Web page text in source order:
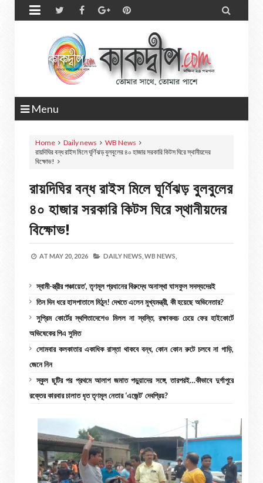
 
Menu
Home Daily news
WB News
রায়দিঘির বন্ধ রাইস মিলে ঘূর্ণিঝড় বুলবুলের ৪০ হাজার সরকারি কিটস ঘিরে স্থানীয়দের
বিক্ষোভ!
রায়দিঘির বন্ধ রাইস মিলে ঘূর্ণিঝড় বুলবুলের
৪০ হাজার সরকারি কিটস ঘিরে স্থানীয়দের
বিক্ষোভ!
AT MAY 20, 2026 DAILY NEWS, WB NEWS,
স্বামী-স্ত্রীর পঞ্চায়েত’, তৃণমূল প্রধানের বিরুদ্ধে অনাস্থা ঘাসফুল সদস্যদেরই
তিন দিন ধরে হাসপাতালে মিঠুন! দেখতে এলেন মুখ্যমন্ত্রী, কী হয়েছে অভিনেতার?
সুপ্রিম কোর্টের স্থগিতাদেশেও মিলল না স্বস্তি, রক্ষাকবচ চেয়ে ফের হাইকোর্টে
অভিষেকের পিএ সুমিত
সোমবার কলকাতার একাধিক রাস্তা থাকবে বন্ধ, কোন কোন রুটে চলবে না গাড়ি,
জেনে নিন
স্কুল ছুটির পর প্রথমে আলাপ জমাত পড়ুয়াদের সঙ্গে, তারপরই…কীভাবে দুর্গাপুরে
রক্তের কারবার চালাত ধৃত তৃণমূল নেতার ‘এজেন্ট’ দেবপ্রিয়?